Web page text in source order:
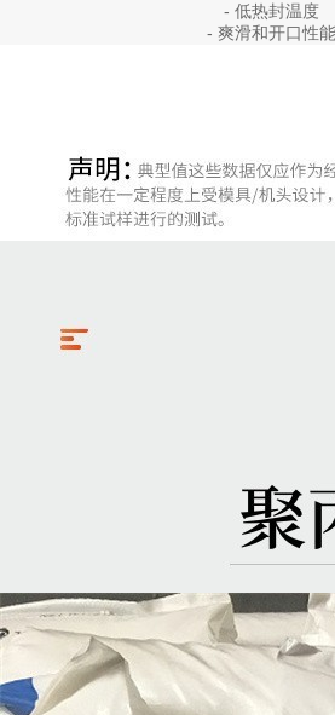
- 低热封温度
- 爽滑和开口性能